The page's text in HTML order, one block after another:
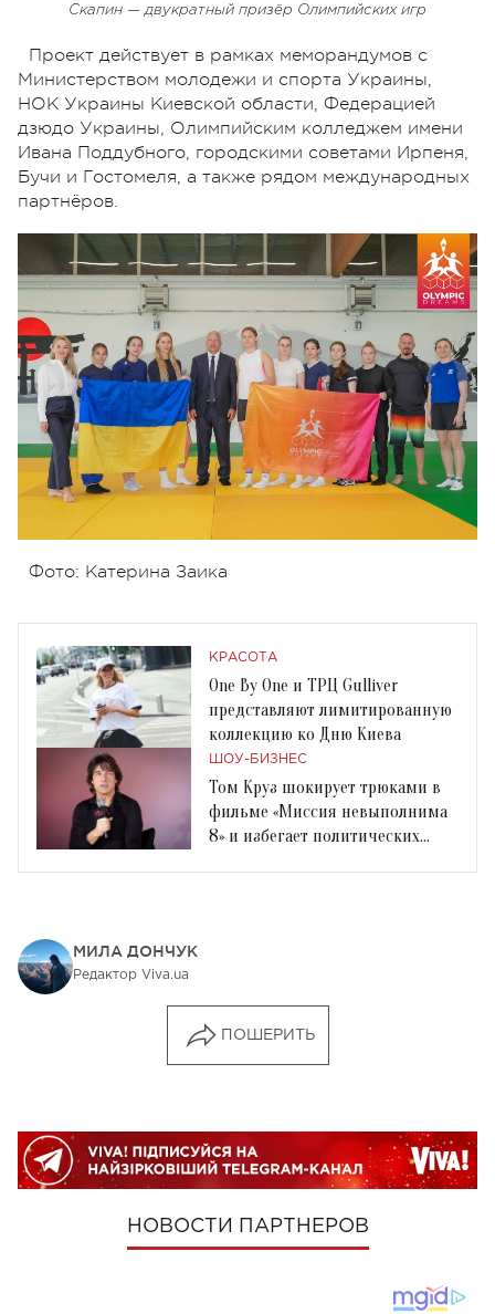
Скапин — двукратный призёр Олимпийских игр
Проект действует в рамках меморандумов с
Министерством молодежи и спорта Украины,
НОК Украины Киевской области, Федерацией
дзюдо Украины, Олимпийским колледжем имени
Ивана Поддубного, городскими советами Ирпеня,
Бучи и Гостомеля, а также рядом международных
партнёров.
Фото: Катерина Заика
КРАСОТА
One By One и ТРЦ Gulliver
представляют лимитированную
коллекцию ко Дню Киева
ШОУ-БИЗНЕС
Том Круз шокирует трюками в
фильме «Миссия невыполнима
8» и избегает политических
МИЛА ДОНЧУК
Редактор Viva.ua
ПОШЕРИТЬ
НОВОСТИ ПАРТНЕРОВ